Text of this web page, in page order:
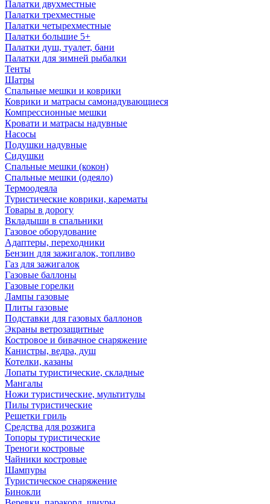
Палатки двухместные
Палатки трехместные
Палатки четырехместные
Палатки большие 5+
Палатки душ, туалет, бани
Палатки для зимней рыбалки
Тенты
Шатры
Спальные мешки и коврики
Коврики и матрасы самонадувающиеся
Компрессионные мешки
Кровати и матрасы надувные
Насосы
Подушки надувные
Сидушки
Спальные мешки (кокон)
Спальные мешки (одеяло)
Термоодеяла
Туристические коврики, карематы
Товары в дорогу
Вкладыши в спальники
Газовое оборудование
Адаптеры, переходники
Бензин для зажигалок, топливо
Газ для зажигалок
Газовые баллоны
Газовые горелки
Лампы газовые
Плиты газовые
Подставки для газовых баллонов
Экраны ветрозащитные
Костровое и бивачное снаряжение
Канистры, ведра, душ
Котелки, казаны
Лопаты туристические, складные
Мангалы
Ножи туристические, мультитулы
Пилы туристические
Решетки гриль
Средства для розжига
Топоры туристические
Треноги костровые
Чайники костровые
Шампуры
Туристическое снаряжение
Бинокли